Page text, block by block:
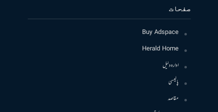
صفحات
Buy Adspace
Herald Home
ادارہ دلیل
پالیسی
مقاصد